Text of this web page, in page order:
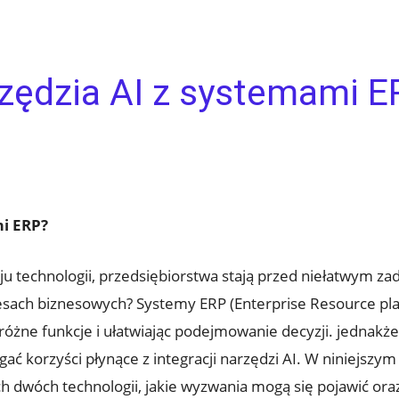
AI z systemami
ERP?
technologii, przedsiębiorstwa stają przed ⁢niełatwym
biznesowych? Systemy ERP (Enterprise Resource
funkcje​ i ułatwiając podejmowanie decyzji.​
korzyści płynące z ⁤integracji narzędzi AI. W
dwóch technologii, jakie wyzwania mogą się pojawić